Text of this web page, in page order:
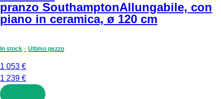
pranzo SouthamptonAllungabile, con
piano in ceramica, ø 120 cm
In stock Ultimo pezzo
1 053 €
1 239 €